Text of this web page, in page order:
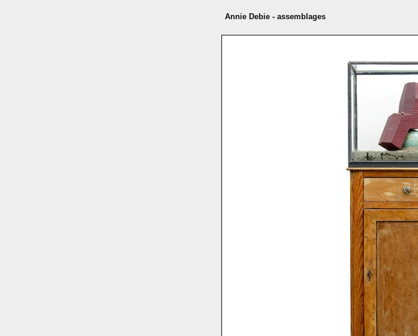
Annie Debie - assemblages